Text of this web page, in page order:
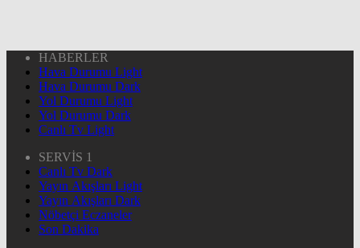
HABERLER
Hava Durumu Light
Hava Durumu Dark
Yol Durumu Light
Yol Durumu Dark
Canlı Tv Light
SERVİS 1
Canlı Tv Dark
Yayın Akışları Light
Yayın Akışları Dark
Nöbetçi Eczaneler
Son Dakika